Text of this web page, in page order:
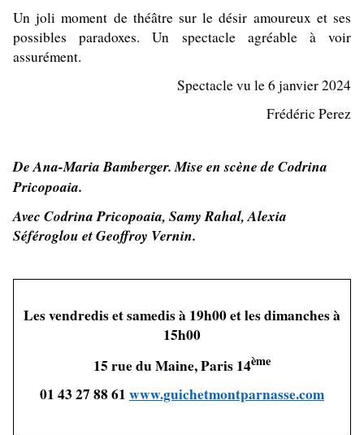
Un joli moment de théâtre sur le désir amoureux et ses
possibles paradoxes. Un spectacle agréable à voir
assurément.
Spectacle vu le 6 janvier 2024
Frédéric Perez
De Ana-Maria Bamberger.Mise en scène de Codrina
Pricopoaia.
Avec Codrina Pricopoaia, Samy Rahal, Alexia
Séféroglou et Geoffroy Vernin.
Les vendredis et samedis à 19h00 et les dimanches à
15h00
15 rue du Maine, Paris 14ème
01 43 27 88 61 www.guichetmontparnasse.com